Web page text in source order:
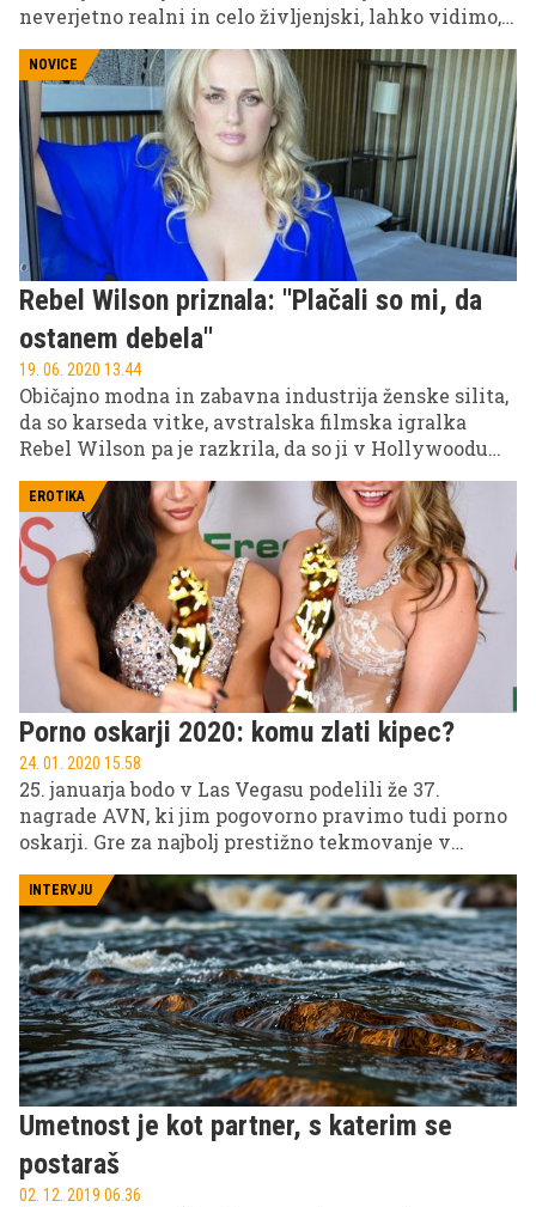
neverjetno realni in celo življenjski, lahko vidimo,
realnim in umetnim se imenuje "uncanny valley".
Gre za izraz, ki opisuje razmerje med človeškim
videzom (in značilnostmi) nekega robota in
čustvenim odzivom, ki nam ga vzbuja. Ta vrzel, ko
se nam nekaj zdi tako zelo resnično in obenem ni,
nam vzbuja občutke nelagodja, odpora, strahu ali
celo gnusa.
NOVICE
Rebel Wilson priznala: ''Plačali so mi, da
ostanem debela''
19. 06. 2020 13.44
Običajno modna in zabavna industrija ženske silita,
da so karseda vitke, avstralska filmska igralka
Rebel Wilson pa je razkrila, da so ji v Hollywoodu
EROTIKA
Porno oskarji 2020: komu zlati kipec?
24. 01. 2020 15.58
25. januarja bodo v Las Vegasu podelili že 37.
nagrade AVN, ki jim pogovorno pravimo tudi porno
oskarji. Gre za najbolj prestižno tekmovanje v
pornografski industriji, ki igralkam ne prinaša le
čast in slavo, pač pa tudi močno dvigne ceno.
INTERVJU
Umetnost je kot partner, s katerim se
postaraš
02. 12. 2019 06.36